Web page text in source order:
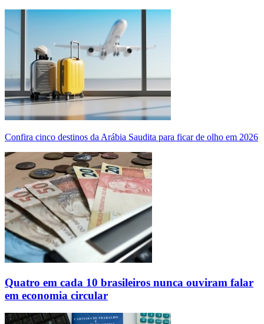
Confira cinco destinos da Arábia Saudita para ficar de olho em 2026
Quatro em cada 10 brasileiros nunca ouviram falar
em economia circular